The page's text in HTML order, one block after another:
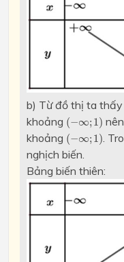
b) Từ đồ thị ta
khoảng (−∞; 1 )
(− )
khoảng (−∞; 1 )
(− ) .
nghịch biến.
Bảng biến thiên: